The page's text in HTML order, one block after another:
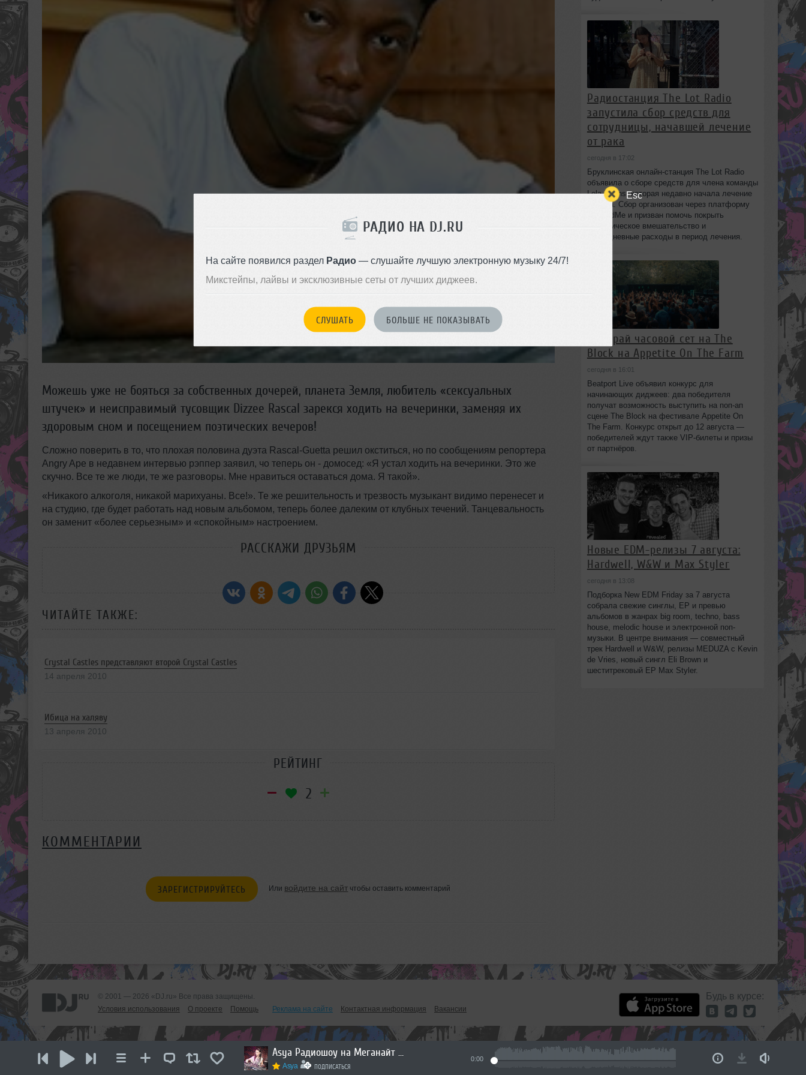
Esc
РАДИО НА DJ.RU
На сайте появился раздел Радио— слушайте лучшую электронную музыку 24/7!
Микстейпы, лайвы и эксклюзивные сеты от лучших диджеев.
СЛУШАТЬ БОЛЬШЕ НЕ ПОКАЗЫВАТЬ
Asya Радиошоу на Меганайт радио (21.07.26)
Asya ПОДПИСАТЬСЯ
0:00
Можешь уже не бояться за собственных дочерей, планета Земля, любитель «сексуальных
штучек» и неисправимый тусовщик Dizzee Rascal зарекся ходить на вечеринки, заменяя их
здоровым сном и посещением поэтических вечеров!
Сложно поверить в то, что плохая половина дуэта Rascal-Guetta решил окститься, но по сообщениям репортера
Angry Ape в недавнем интервью рэппер заявил, чо теперь он - домосед: «Я устал ходить на вечеринки. Это же
скучно. Все те же люди, те же разговоры. Мне нравиться оставаться дома. Я такой».
«Никакого алкоголя, никакой марихуаны. Все!». Те же решительность и трезвость музыкант видимо перенесет и
на студию, где будет работать над новым альбомом, теперь более далеким от клубных течений. Танцевальность
он заменит «более серьезным» и «спокойным» настроением.
РАССКАЖИ ДРУЗЬЯМ
ЧИТАЙТЕ ТАКЖЕ:
Crystal Castles представляют второй Crystal Castles
14 апреля 2010
Ибица на халяву
13 апреля 2010
РЕЙТИНГ
2
КОММЕНТАРИИ
ЗАРЕГИСТРИРУЙТЕСЬ Или войдите на сайт чтобы оставить комментарий
Радиостанция The Lot Radio
запустила сбор средств для
сотрудницы, начавшей лечение
от рака
сегодня в 17:02
Бруклинская онлайн-станция The Lot Radio
объявила о сборе средств для члена команды
Lola Evans, которая недавно начала лечение
от рака. Сбор организован через платформу
GoFundMe и призван помочь покрыть
хирургическое вмешательство и
повседневные расходы в период лечения.
Выиграй часовой сет на The
Block на Appetite On The Farm
сегодня в 16:01
Beatport Live объявил конкурс для
начинающих диджеев: два победителя
получат возможность выступить на поп‑ап
сцене The Block на фестивале Appetite On
The Farm. Конкурс открыт до 12 августа —
победителей ждут также VIP‑билеты и призы
от партнёров.
Новые EDM-релизы 7 августа:
Hardwell, W&W и Max Styler
сегодня в 13:08
Подборка New EDM Friday за 7 августа
собрала свежие синглы, EP и превью
альбомов в жанрах big room, techno, bass
house, melodic house и электронной поп-
музыки. В центре внимания — совместный
трек Hardwell и W&W, релизы MEDUZA с Kevin
de Vries, новый сингл Eli Brown и
шеститрековый EP Max Styler.
© 2001 — 2026 «DJ.ru» Все права защищены.
Условия использования
О проекте Помощь Реклама на сайте Контактная информация Вакансии
Будь в курсе: